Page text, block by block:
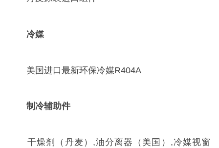
冷媒
美国进口最新环保冷媒R404A
制冷辅助件
干燥剂（丹麦）,油分离器（美国）,冷媒视窗